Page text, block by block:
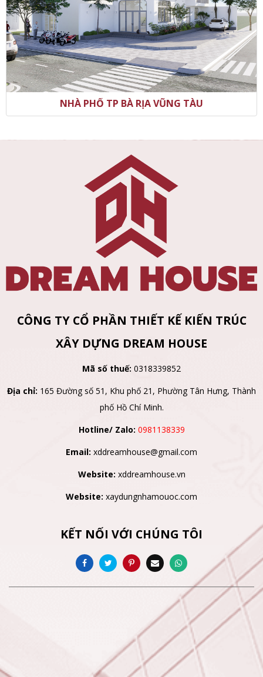
NHÀ PHỐ TP BÀ RỊA VŨNG TÀU
CÔNG TY CỔ PHẦN THIẾT KẾ KIẾN TRÚC
XÂY DỰNG DREAM HOUSE
Mã số thuế: 0318339852
Địa chỉ: 165 Đường số 51, Khu phố 21, Phường Tân Hưng, Thành
phố Hồ Chí Minh.
Hotline/ Zalo: 0981138339
Email: xddreamhouse@gmail.com
Website: xddreamhouse.vn
Website: xaydungnhamouoc.com
KẾT NỐI VỚI CHÚNG TÔI